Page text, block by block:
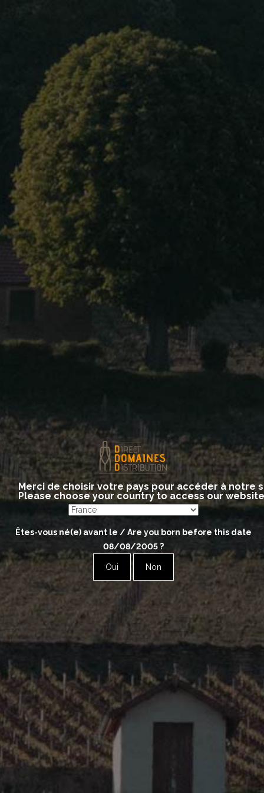
À propos
Nos vins
Blog
Contact
Langue
DEFAIX Daniel
Chablis
Surface : 26 hectares
Vins blancs :
Chablis Vieilles Vignes
Chablis 1er Cru Côte de Léchet
Chablis 1er Cru Les Lys
Chablis 1er Cru Les Lys Cuvée Vir Fidélis
Et Fortis
Chablis 1er Cru Vaillon
Chablis Grand Cru Blanchot
Chablis Grand Cru Grenouilles
http://www.chablisdefaix.com
Merci de choisir votre pays pour accéder à notre
Please choose your country to access our website
Êtes-vous né(e) avant le / Are you born before this date
08/08/2005?
Oui Non